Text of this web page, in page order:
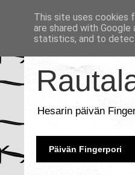
Hesarin päivän
Päivän Fingerpori
This site uses cookies
are shared with
statistics, and to